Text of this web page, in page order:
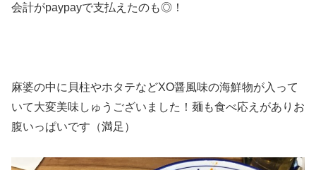
会計がpaypayで支払えたのも◎！
麻婆の中に貝柱やホタテなどXO醤風味の海鮮物が入って
いて大変美味しゅうございました！麺も食べ応えがありお
腹いっぱいです（満足）